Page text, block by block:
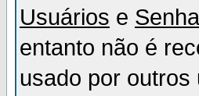
Usuários e Senha
entanto não é
usado por